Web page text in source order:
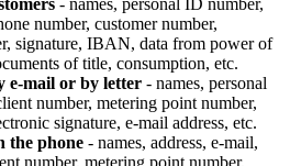
- names, personal ID number,
number, customer number,
signature, IBAN, data from power of
of title, consumption, etc.
e-mail or by letter - names, personal
number, metering point number,
signature, e-mail address, etc.
the phone - names, address, e-mail,